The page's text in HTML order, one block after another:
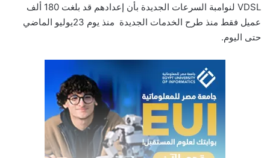
VDSL لنوامبة السرعات الجديدة بأن إعدادهم قد بلغت 180 ألف
عميل فقط منذ طرح الخدمات الجديدة منذ يوم 23يوليو الماضي
حتى اليوم.